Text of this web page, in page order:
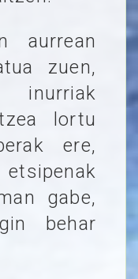
aurrean
zuen,
inurriak
lortu
ere,
gabe,
behar